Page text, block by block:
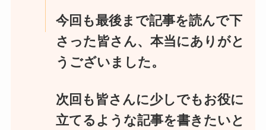
今回も最後まで記事を読んで下
さった皆さん、本当にありがと
うございました。
次回も皆さんに少しでもお役に
立てるような記事を書きたいと